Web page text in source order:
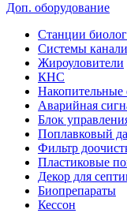
Доп. оборудование
Станции
Системы
Жироуловители
КНС
Накопительные
Аварийная
Блок
Поплавковый
Фильтр
Пластиковые
Декор для
Биопрепараты
Кессон